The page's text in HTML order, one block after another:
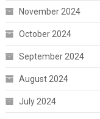
November 2024
October 2024
September 2024
August 2024
July 2024